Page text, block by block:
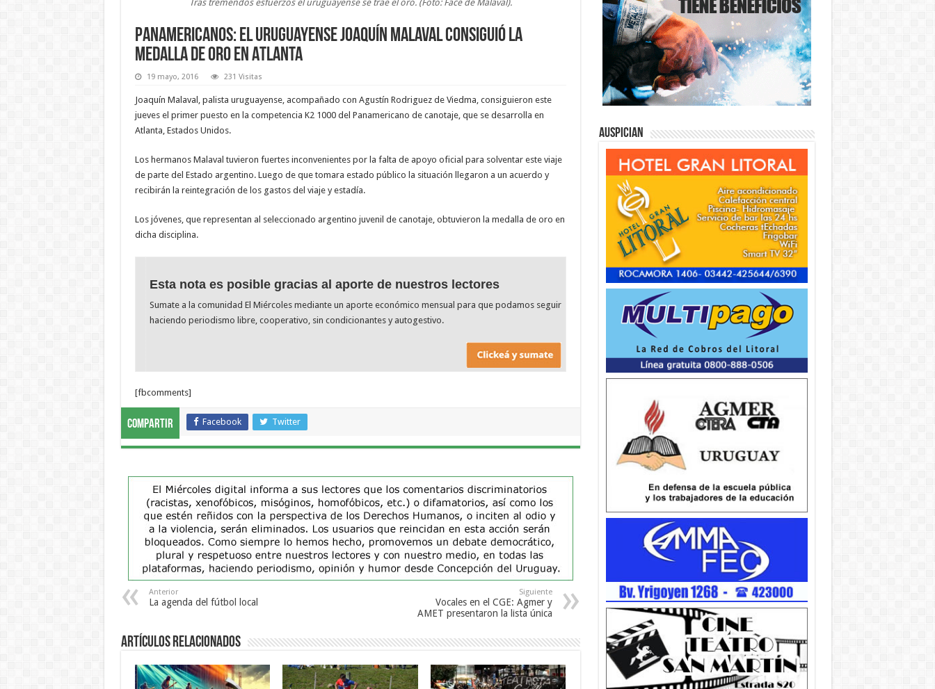
Tras tremendos esfuerzos el uruguayense se trae el oro. (Foto: Face de Malaval).
Panamericanos: El uruguayense Joaquín Malaval consiguió la
medalla de oro en Atlanta
19 mayo, 2016 231 Visitas
Joaquín Malaval, palista uruguayense, acompañado con Agustín Rodriguez de Viedma, consiguieron este
jueves el primer puesto en la competencia K2 1000 del Panamericano de canotaje, que se desarrolla en
Atlanta, Estados Unidos.
Los hermanos Malaval tuvieron fuertes inconvenientes por la falta de apoyo oficial para solventar este viaje
de parte del Estado argentino. Luego de que tomara estado público la situación llegaron a un acuerdo y
recibirán la reintegración de los gastos del viaje y estadía.
Los jóvenes, que representan al seleccionado argentino juvenil de canotaje, obtuvieron la medalla de oro en
dicha disciplina.
Esta nota es posible gracias al aporte de nuestros lectores
Sumate a la comunidad El Miércoles mediante un aporte económico mensual para que podamos seguir
haciendo periodismo libre, cooperativo, sin condicionantes y autogestivo.
[fbcomments]
Compartir Facebook Twitter
Anterior
La agenda del fútbol local
Siguiente
Vocales en el CGE: Agmer y
AMET presentaron la lista única
Artículos Relacionados
Auspician